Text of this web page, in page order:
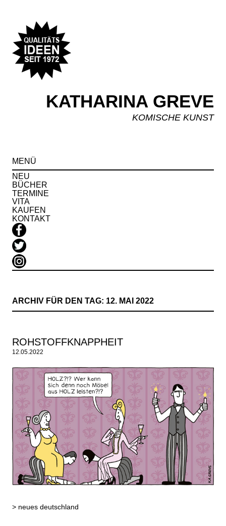
KATHARINA GREVE
KOMISCHE KUNST
MENÜ
NEU
BÜCHER
TERMINE
VITA
KAUFEN
KONTAKT
ARCHIV FÜR DEN TAG: 12. MAI 2022
ROHSTOFFKNAPPHEIT
12.05.2022
> neues deutschland